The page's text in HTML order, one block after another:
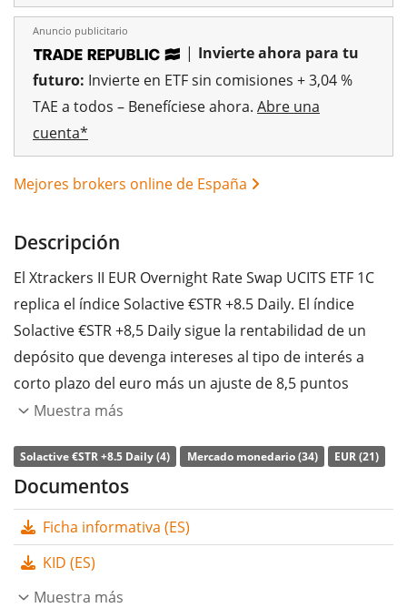
Anuncio publicitario
| Invierte ahora para tu
futuro: Invierte en ETF sin comisiones + 3,04 %
TAE a todos – Benefíciese ahora. Abre una
cuenta*
Mejores brokers online de España
Descripción
El Xtrackers II EUR Overnight Rate Swap UCITS ETF 1C
replica el índice Solactive €STR +8.5 Daily. El índice
Solactive €STR +8,5 Daily sigue la rentabilidad de un
depósito que devenga intereses al tipo de interés a
corto plazo del euro más un ajuste de 8,5 puntos
básicos.
Laratio de gastos totales(TER) del ETF es del0,10%
p.a.
. El Xtrackers II EUR Overnight Rate Swap UCITS ETF
índice Solactive €STR +8.5 Daily. El ETF replica la
rentabilidad del índice subyacente de forma
Muestra más
Solactive €STR +8.5 Daily (4) Mercado monedario (34) EUR (21)
Documentos
Ficha informativa (ES)
KID (ES)
Muestra más